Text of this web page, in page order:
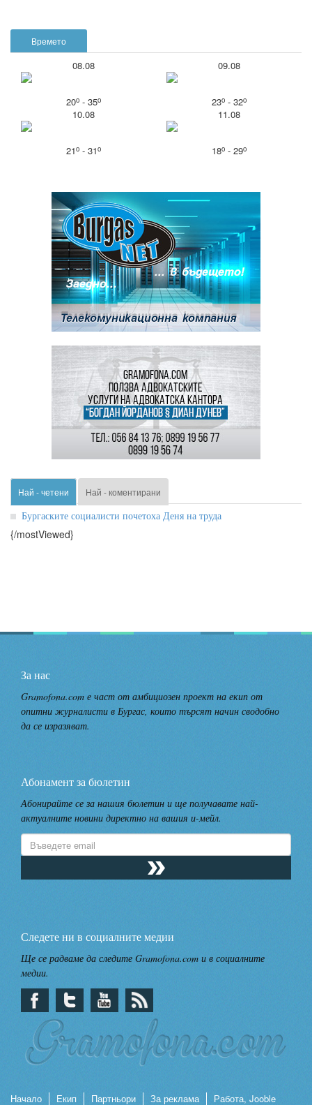
Времето
08.08
20o- 35o
09.08
23o- 32o
10.08
21o- 31o
11.08
18o- 29o
Най - четени Най - коментирани
Бургаските социалисти почетоха Деня на труда
{/mostViewed}
За нас
Gramofona.com е част от амбициозен проект на екип от
опитни журналисти в Бургас, които търсят начин сводобно
да се изразяват.
Абонамент за бюлетин
Абонирайте се за нашия бюлетин и ще получавате най-
актуалните новини директно на вашия и-мейл.
Следете ни в социалните медии
Ще се радваме да следите Gramofona.com и в социалните
медии.
Начало Екип Партньори За реклама Работа, Jooble